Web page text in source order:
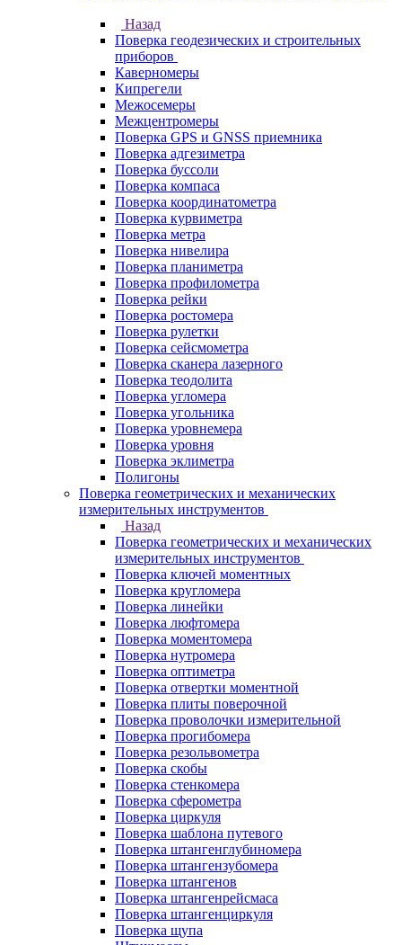
Назад
Поверка геодезических и строительных
приборов
Каверномеры
Кипрегели
Межосемеры
Межцентромеры
Поверка GPS и GNSS приемника
Поверка адгезиметра
Поверка буссоли
Поверка компаса
Поверка координатометра
Поверка курвиметра
Поверка метра
Поверка нивелира
Поверка планиметра
Поверка профилометра
Поверка рейки
Поверка ростомера
Поверка рулетки
Поверка сейсмометра
Поверка сканера лазерного
Поверка теодолита
Поверка угломера
Поверка угольника
Поверка уровнемера
Поверка уровня
Поверка эклиметра
Полигоны
Поверка геометрических и механических
измерительных инструментов
Назад
Поверка геометрических и механических
измерительных инструментов
Поверка ключей моментных
Поверка кругломера
Поверка линейки
Поверка люфтомера
Поверка моментомера
Поверка нутромера
Поверка оптиметра
Поверка отвертки моментной
Поверка плиты поверочной
Поверка проволочки измерительной
Поверка прогибомера
Поверка резольвометра
Поверка скобы
Поверка стенкомера
Поверка сферометра
Поверка циркуля
Поверка шаблона путевого
Поверка штангенглубиномера
Поверка штангензубомера
Поверка штангенов
Поверка штангенрейсмаса
Поверка штангенциркуля
Поверка щупа